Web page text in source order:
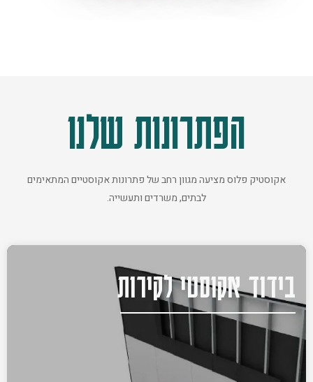
הפתרונות שלנו
אקוסטיק פלוס מציעה מגוון רחב של פתרונות אקוסטיים המתאימים
לבתים, משרדים ותעשייה.
בידוד אקוסטי לקירות